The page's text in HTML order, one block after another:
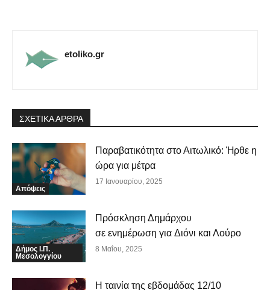
etoliko.gr
ΣΧΕΤΙΚΑ ΑΡΘΡΑ
Απόψεις
Παραβατικότητα στο Αιτωλικό: Ήρθε η
ώρα για μέτρα
17 Ιανουαρίου, 2025
Δήμος Ι.Π.
Μεσολογγίου
Πρόσκληση Δημάρχου
σε ενημέρωση για Διόνι και Λούρο
8 Μαΐου, 2025
Η ταινία της εβδομάδας 12/10